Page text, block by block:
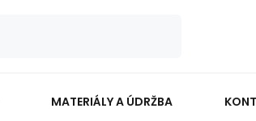
MATERIÁLY A ÚDRŽBA